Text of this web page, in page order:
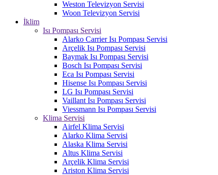
Weston Televizyon Servisi
Woon Televizyon Servisi
İklim
Isı Pompası Servisi
Alarko Carrier Isı Pompası Servisi
Arçelik Isı Pompası Servisi
Baymak Isı Pompası Servisi
Bosch Isı Pompası Servisi
Eca Isı Pompası Servisi
Hisense Isı Pompası Servisi
LG Isı Pompası Servisi
Vaillant Isı Pompası Servisi
Viessmann Isı Pompası Servisi
Klima Servisi
Airfel Klima Servisi
Alarko Klima Servisi
Alaska Klima Servisi
Altus Klima Servisi
Arçelik Klima Servisi
Ariston Klima Servisi